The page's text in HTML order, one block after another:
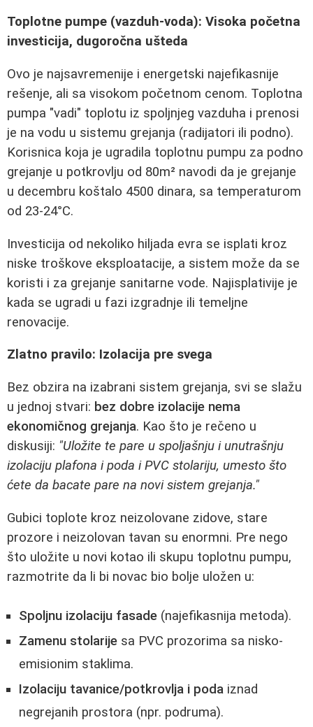
Toplotne pumpe (vazduh-voda): Visoka početna
investicija, dugoročna ušteda
Ovo je najsavremenije i energetski najefikasnije
rešenje, ali sa visokom početnom cenom. Toplotna
pumpa "vadi" toplotu iz spoljnjeg vazduha i prenosi
je na vodu u sistemu grejanja (radijatori ili podno).
Korisnica koja je ugradila toplotnu pumpu za podno
grejanje u potkrovlju od 80m² navodi da je grejanje
u decembru koštalo 4500 dinara, sa temperaturom
od 23-24°C.
Investicija od nekoliko hiljada evra se isplati kroz
niske troškove eksploatacije, a sistem može da se
koristi i za grejanje sanitarne vode. Najisplativije je
kada se ugradi u fazi izgradnje ili temeljne
renovacije.
Zlatno pravilo: Izolacija pre svega
Bez obzira na izabrani sistem grejanja, svi se slažu
u jednoj stvari: bez dobre izolacije nema
ekonomičnog grejanja. Kao što je rečeno u
diskusiji: "Uložite te pare u spoljašnju i unutrašnju
izolaciju plafona i poda i PVC stolariju, umesto što
ćete da bacate pare na novi sistem grejanja."
Gubici toplote kroz neizolovane zidove, stare
prozore i neizolovan tavan su enormni. Pre nego
što uložite u novi kotao ili skupu toplotnu pumpu,
razmotrite da li bi novac bio bolje uložen u:
Spoljnu izolaciju fasade (najefikasnija metoda).
Zamenu stolarije sa PVC prozorima sa nisko-
emisionim staklima.
Izolaciju tavanice/potkrovlja i poda iznad
negrejanih prostora (npr. podruma).